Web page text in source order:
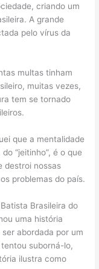
criando um
A grande
pelo vírus da
multas tinham
muitas vezes,
tem se tornado
que a mentalidade
“jeitinho”, é o que
destroi nossas
problemas do país.
Brasileira do
uma história
abordada por um
suborná-lo,
ilustra como